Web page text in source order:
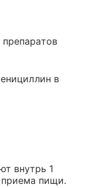
в
внутрь 1
приема пищи.